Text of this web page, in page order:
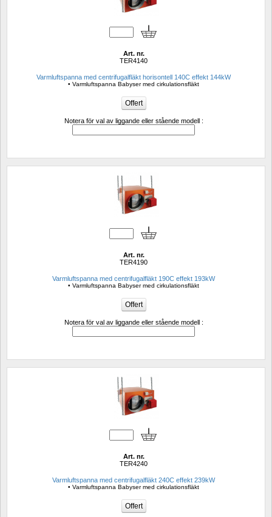
Art. nr.
TER4140
Varmluftspanna med centrifugalfläkt horisontell 140C effekt 144kW
• Varmluftspanna Babyser med cirkulationsfläkt
Notera för val av liggande eller stående modell :
Art. nr.
TER4190
Varmluftspanna med centrifugalfläkt 190C effekt 193kW
• Varmluftspanna Babyser med cirkulationsfläkt
Notera för val av liggande eller stående modell :
Art. nr.
TER4240
Varmluftspanna med centrifugalfläkt 240C effekt 239kW
• Varmluftspanna Babyser med cirkulationsfläkt